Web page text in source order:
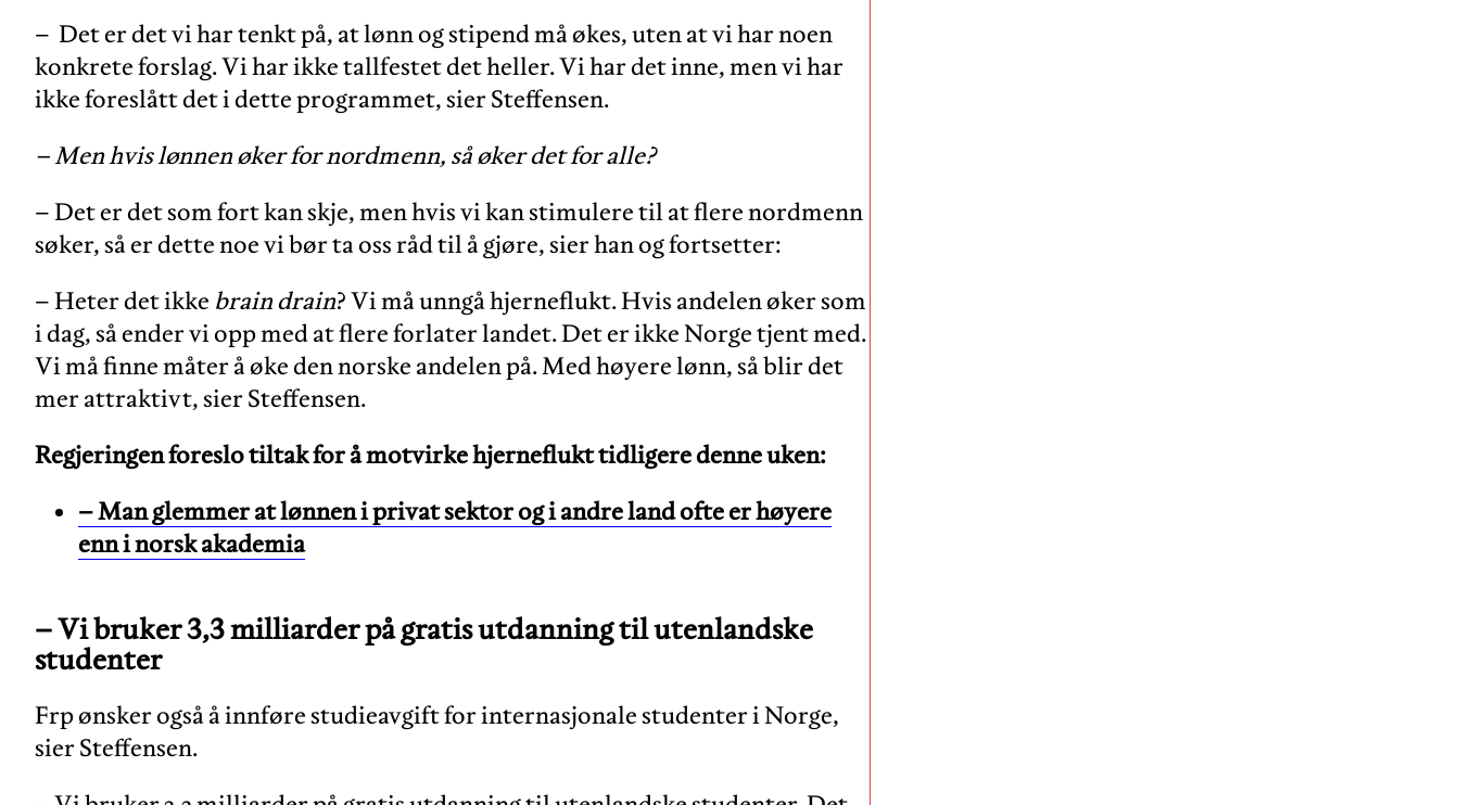
– Det er det vi har tenkt på, at lønn og stipend må økes, uten at vi har noen
konkrete forslag. Vi har ikke tallfestet det heller. Vi har det inne, men vi har
ikke foreslått det i dette programmet, sier Steffensen.
– Men hvis lønnen øker for nordmenn, så øker det for alle?
– Det er det som fort kan skje, men hvis vi kan stimulere til at flere nordmenn
søker, så er dette noe vi bør ta oss råd til å gjøre, sier han og fortsetter:
– Heter det ikke brain drain? Vi må unngå hjerneflukt. Hvis andelen øker som
i dag, så ender vi opp med at flere forlater landet. Det er ikke Norge tjent med.
Vi må finne måter å øke den norske andelen på. Med høyere lønn, så blir det
mer attraktivt, sier Steffensen.
Regjeringen foreslo tiltak for å motvirke hjerneflukt tidligere denne uken:
– Man glemmer at lønnen i privat sektor og i andre land ofte er høyere
enn i norsk akademia
– Vi bruker 3,3 milliarder på gratis utdanning til utenlandske
studenter
Frp ønsker også å innføre studieavgift for internasjonale studenter i Norge,
sier Steffensen.